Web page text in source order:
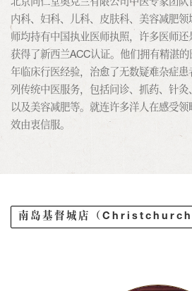
北京同仁堂奥克兰有限公司中医专家团
内科、妇科、儿科、皮肤科、美容减肥
师均持有中国执业医师执照，许多医师
获得了新西兰ACC认证。他们拥有精湛
年临床行医经验，治愈了无数疑难杂症
列传统中医服务，包括问诊、抓药、针
以及美容减肥等。就连许多洋人在感受
效由衷信服。
南岛基督城店（Christchurch